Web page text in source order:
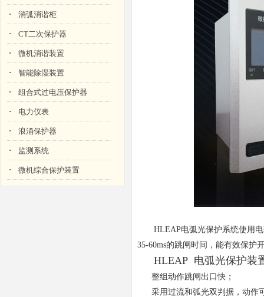
消弧消谐柜
CT二次保护器
微机消谐装置
智能除湿装置
组合式过电压保护器
电力仪表
浪涌保护器
监测系统
微机综合保护装置
HLEAP电弧光保护系统使用电
35-60ms的跳闸时间，能有效保护
HLEAP 电弧光保护装
整组动作跳闸出口快；
采用过流和弧光双判据，动作